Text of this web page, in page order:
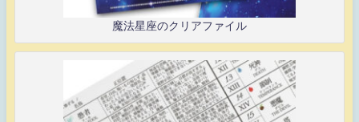
魔法星座のクリアファイル